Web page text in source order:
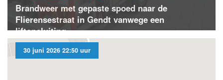
Brandweer met gepaste spoed naar de
Flierensestraat in Gendt vanwege een
liftopsluiting
30 juni 2026 22:50 uur